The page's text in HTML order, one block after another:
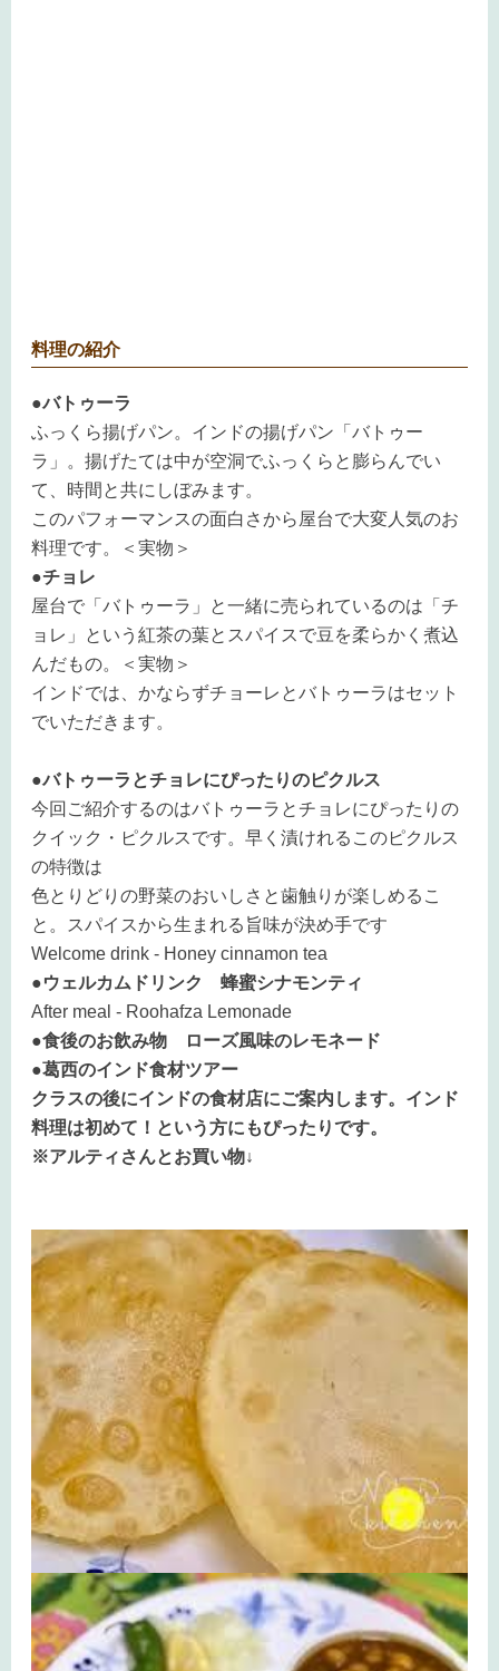
料理の紹介
●バトゥーラ
ふっくら揚げパン。インドの揚げパン「バトゥー
ラ」。揚げたては中が空洞でふっくらと膨らんでい
て、時間と共にしぼみます。
このパフォーマンスの面白さから屋台で大変人気のお
料理です。＜実物＞
●チョレ
屋台で「バトゥーラ」と一緒に売られているのは「チ
ョレ」という紅茶の葉とスパイスで豆を柔らかく煮込
んだもの。
＜実物＞
インドでは、かならずチョーレとバトゥーラはセット
でいただきます。
●バトゥーラとチョレにぴったりのピクルス
今回ご紹介するのはバトゥーラとチョレにぴったりの
クイック・ピクルスです。早く漬けれるこのピクルス
の特徴は
色とりどりの野菜のおいしさと歯触りが楽しめるこ
と。スパイスから生まれる旨味が決め手です
Welcome drink - Honey cinnamon tea
●ウェルカムドリンク 蜂蜜シナモンティ
After meal - Roohafza Lemonade
●食後のお飲み物 ローズ風味のレモネード
●葛西のインド食材ツアー
クラスの後にインドの食材店にご案内します。インド
料理は初めて！という方にもぴったりです。
※アルティさんとお買い物↓